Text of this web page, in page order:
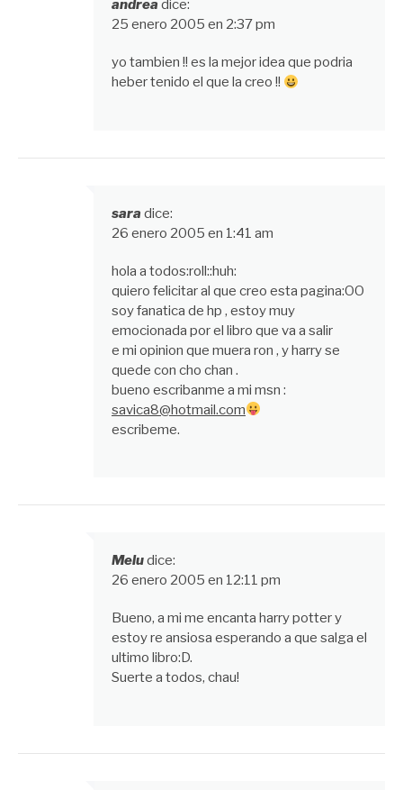
andrea dice:
25 enero 2005 en 2:37 pm
yo tambien !! es la mejor idea que podria
heber tenido el que la creo !!
sara dice:
26 enero 2005 en 1:41 am
hola a todos:roll::huh:
quiero felicitar al que creo esta pagina:OO
soy fanatica de hp , estoy muy
emocionada por el libro que va a salir
e mi opinion que muera ron , y harry se
quede con cho chan .
bueno escribanme a mi msn :
savica8@hotmail.com
escribeme.
Meludice:
26 enero 2005 en 12:11 pm
Bueno, a mi me encanta harry potter y
estoy re ansiosa esperando a que salga el
ultimo libro:D.
Suerte a todos, chau!